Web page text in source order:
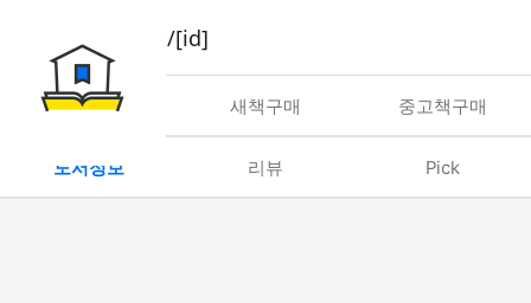
book/rent/[id]
대여 새책구매 중고책구매
도서정보 리뷰 Pick